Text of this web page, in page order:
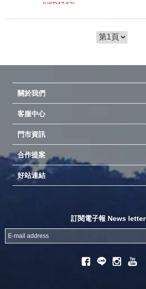
(USD47.62)
關於我們
客服中心
門市資訊
合作提案
異業合作
專案採購
成為供應商
好站連結
訂閱電子報 News letter